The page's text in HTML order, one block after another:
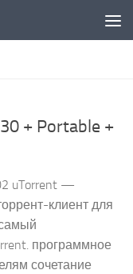
+ Portable +
uTorrent —
клиент для
программное
сочетание